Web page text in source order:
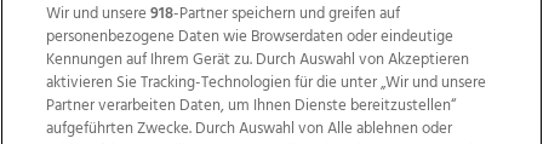
Wir und unsere918-Partner speichern und greifen auf
personenbezogene Daten wie Browserdaten oder eindeutige
Kennungen auf Ihrem Gerät zu. Durch Auswahl von Akzeptieren
aktivieren Sie Tracking-Technologien für die unter „Wir und unsere
Partner verarbeiten Daten, um Ihnen Dienste bereitzustellen“
aufgeführten Zwecke. Durch Auswahl von Alle ablehnen oder